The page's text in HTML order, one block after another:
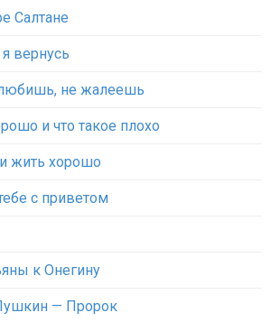
Салтане
вернусь
не жалеешь
и что такое плохо
жить хорошо
с приветом
к Онегину
— Пророк